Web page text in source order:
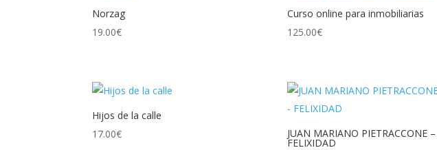
Norzag
19.00€
Curso online para inmobiliarias
125.00€
Hijos de la calle
17.00€ JUAN MARIANO PIETRACCONE –
FELIXIDAD